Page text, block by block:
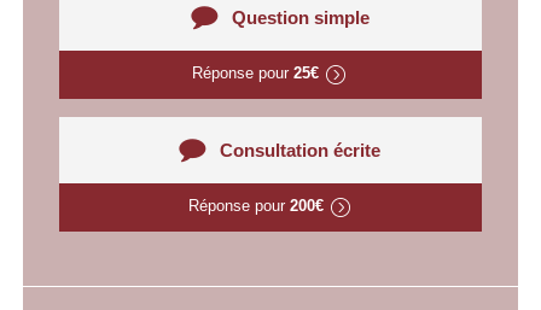
Question simple
Réponse pour25€
Consultation écrite
Réponse pour 200€